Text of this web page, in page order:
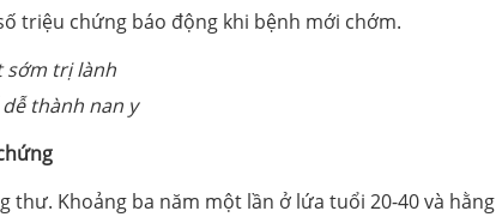
triệu chứng báo động khi bệnh mới chớm.
sớm trị lành
thành nan y
thư. Khoảng ba năm một lần ở lứa tuổi 20-40 và hằng